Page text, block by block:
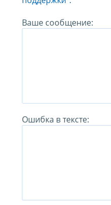
Ваше сообщение:
Ошибка в тексте: